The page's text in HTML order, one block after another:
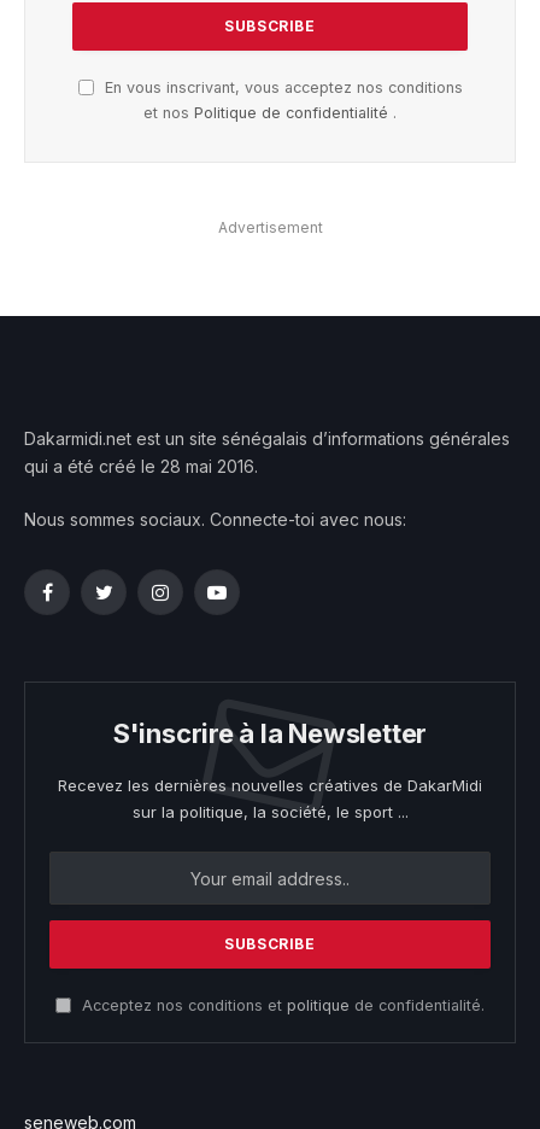
En vous inscrivant, vous acceptez nos conditions
et nos Politique de confidentialité .
Advertisement
Dakarmidi.net est un site sénégalais d’informations générales
qui a été créé le 28 mai 2016.
Nous sommes sociaux. Connecte-toi avec nous:
FacebookTwitterInstagramYouTube
S'inscrire à la Newsletter
Recevez les dernières nouvelles créatives de DakarMidi
sur la politique, la société, le sport ...
Acceptez nos conditions et politique de confidentialité.
seneweb.com